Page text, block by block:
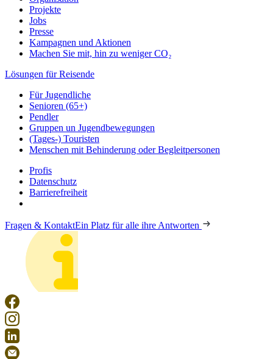
Projekte
Jobs
Presse
Kampagnen und Aktionen
Machen Sie mit, hin zu weniger CO₂
Lösungen für Reisende
Für Jugendliche
Senioren (65+)
Pendler
Gruppen un Jugendbewegungen
(Tages-) Touristen
Menschen mit Behinderung oder Begleitpersonen
Profis
Datenschutz
Barrierefreiheit
Fragen & KontaktEin Platz für alle ihre Antworten